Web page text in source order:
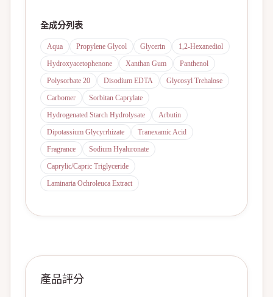
全成分列表
Aqua Propylene Glycol Glycerin
1,2-Hexanediol
Hydroxyacetophenone
Xanthan Gum
Panthenol
Polysorbate 20
Disodium EDTA
Glycosyl Trehalose
Carbomer
Sorbitan Caprylate
Hydrogenated Starch Hydrolysate
Arbutin
Dipotassium Glycyrrhizate
Tranexamic Acid
Fragrance
Sodium Hyaluronate
Caprylic/Capric Triglyceride
Laminaria Ochroleuca Extract
產品評分